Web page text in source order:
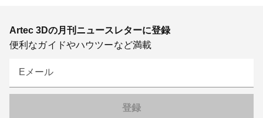
Artec 3Dの月刊ニュースレターに登録
便利なガイドやハウツーなど満載
Eメール